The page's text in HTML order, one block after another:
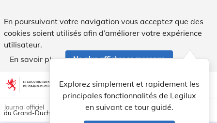
En poursuivant votre navigation vous acceptez que des
cookies soient utilisés afin d’améliorer votre expérience
utilisateur.
En savoir plus
Ne plus afficher ce message
Aller au contenu account_circle help Aide
Explorez simplement et rapidement les
principales fonctionnalités de Legilux
en suivant ce tour guidé.
light_mode dark_mode
Journal officiel
du Grand-Duché de Luxembourg